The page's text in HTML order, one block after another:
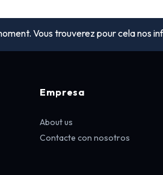
Vous trouverez pour cela nos
Empresa
About us
Contacte con nosotros